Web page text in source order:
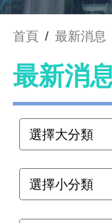
首頁 / 最新消息
最新消